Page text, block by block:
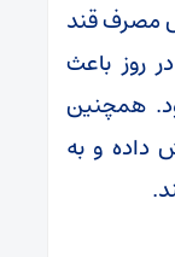
مصرف قند
آب در روز باعث
همچنین
داده و به